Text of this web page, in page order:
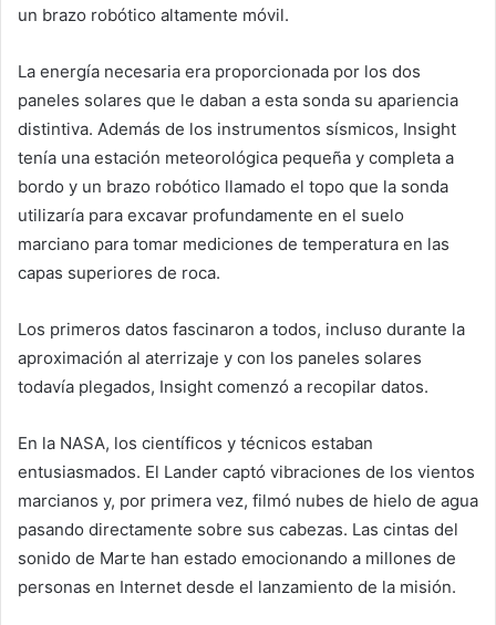
un brazo robótico altamente móvil.
La energía necesaria era proporcionada por los dos
paneles solares que le daban a esta sonda su apariencia
distintiva. Además de los instrumentos sísmicos, Insight
tenía una estación meteorológica pequeña y completa a
bordo y un brazo robótico llamado el topo que la sonda
utilizaría para excavar profundamente en el suelo
marciano para tomar mediciones de temperatura en las
capas superiores de roca.
Los primeros datos fascinaron a todos, incluso durante la
aproximación al aterrizaje y con los paneles solares
todavía plegados, Insight comenzó a recopilar datos.
En la NASA, los científicos y técnicos estaban
entusiasmados. El Lander captó vibraciones de los vientos
marcianos y, por primera vez, filmó nubes de hielo de agua
pasando directamente sobre sus cabezas. Las cintas del
sonido de Marte han estado emocionando a millones de
personas en Internet desde el lanzamiento de la misión.